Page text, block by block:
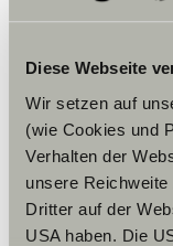
Diese Webseite
Wir setzen auf
(wie Cookies und
Verhalten der
unsere
Dritter auf der
USA haben. Die